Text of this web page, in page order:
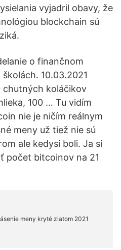
vyjadril obavy, že
blockchain sú
o finančnom
10.03.2021
chutných koláčikov
100 … Tu vidím
nie je ničím reálnym
meny už tiež nie sú
ale kedysi boli. Ja si
počet bitcoinov na 21